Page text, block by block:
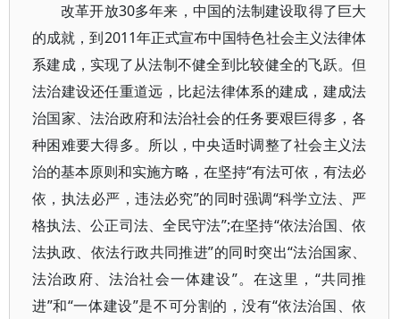
改革开放30多年来，中国的法制建设取得了巨大
的成就，到2011年正式宣布中国特色社会主义法律体
系建成，实现了从法制不健全到比较健全的飞跃。但
法治建设还任重道远，比起法律体系的建成，建成法
治国家、法治政府和法治社会的任务要艰巨得多，各
种困难要大得多。所以，中央适时调整了社会主义法
治的基本原则和实施方略，在坚持“有法可依，有法必
依，执法必严，违法必究”的同时强调“科学立法、严
格执法、公正司法、全民守法”;在坚持“依法治国、依
法执政、依法行政共同推进”的同时突出“法治国家、
法治政府、法治社会一体建设”。在这里，“共同推
进”和“一体建设”是不可分割的，没有“依法治国、依